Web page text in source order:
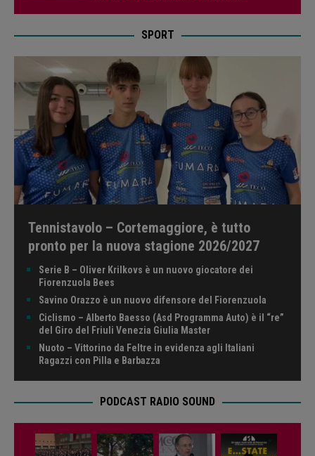
SPORT
Tennistavolo – Cortemaggiore, è tutto
pronto per la nuova stagione 2026/2027
Serie B – Oliver Krilkovs è un nuovo giocatore dei
Fiorenzuola Bees
Savino Orazzo è un nuovo difensore del Fiorenzuola
Ciclismo – Alberto Baesso (Asd Programma Auto) è il “re”
del Giro del Friuli Venezia Giulia Master
Nuoto – Vittorino da Feltre in evidenza agli Italiani
Ragazzi con Pilla e Barbazza
PODCAST RADIO SOUND